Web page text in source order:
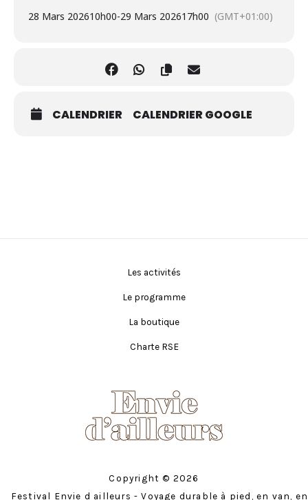
28 Mars 202610h00-29 Mars 202617h00 (GMT+01:00)
CALENDRIER CALENDRIER GOOGLE
Les activités
Le programme
La boutique
Charte RSE
Copyright © 2026
Festival Envie d ailleurs - Voyage durable à pied, en van, en